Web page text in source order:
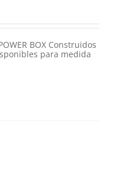
BOX Construidos
para medida